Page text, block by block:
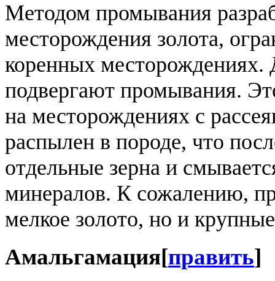
Методом промывания
месторождения золота,
коренных месторождениях.
подвергают промывания.
на месторождениях с
распылен в породе, что
отдельные зерна и
минералов. К сожалению,
мелкое золото, но и
Амальгамация[править]